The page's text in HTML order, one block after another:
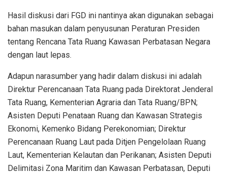
Hasil diskusi dari FGD ini nantinya akan digunakan sebagai
bahan masukan dalam penyusunan Peraturan Presiden
tentang Rencana Tata Ruang Kawasan Perbatasan Negara
dengan laut lepas.
Adapun narasumber yang hadir dalam diskusi ini adalah
Direktur Perencanaan Tata Ruang pada Direktorat Jenderal
Tata Ruang, Kementerian Agraria dan Tata Ruang/BPN;
Asisten Deputi Penataan Ruang dan Kawasan Strategis
Ekonomi, Kemenko Bidang Perekonomian; Direktur
Perencanaan Ruang Laut pada Ditjen Pengelolaan Ruang
Laut, Kementerian Kelautan dan Perikanan; Asisten Deputi
Delimitasi Zona Maritim dan Kawasan Perbatasan, Deputi